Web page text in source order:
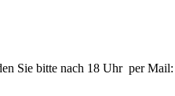
Sie bitte nach 18 Uhr per